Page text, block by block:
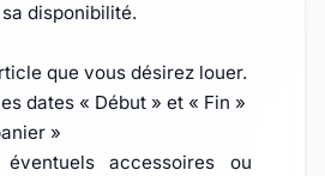
disponibilité.
que vous désirez louer.
dates « Début » et « Fin »
»
accessoires ou